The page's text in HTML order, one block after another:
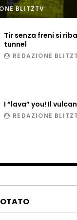
ecco come gli
russi
sul passaggio
lo distrugge
divertimenti,
a Petén
BLITZTV
Tir senza freni si
tunnel
REDAZIONE
I “lava” you! Il
REDAZIONE